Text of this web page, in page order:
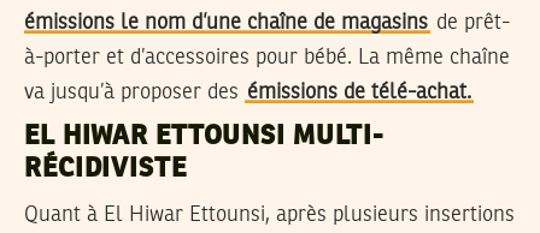
émissions le nom d’une chaîne de magasins de prêt-
à-porter et d’accessoires pour bébé. La même chaîne
va jusqu’à proposer des émissions de télé-achat.
EL HIWAR ETTOUNSI MULTI-
RÉCIDIVISTE
Quant à El Hiwar Ettounsi, après plusieurs insertions